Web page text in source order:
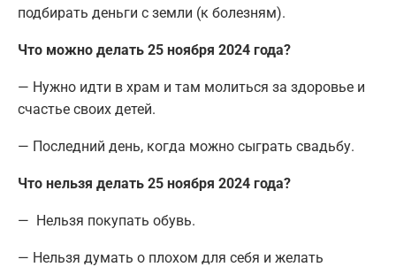
подбирать деньги с земли (к болезням).
Что можно делать 25 ноября 2024 года?
— Нужно идти в храм и там молиться за здоровье и
счастье своих детей.
— Последний день, когда можно сыграть свадьбу.
Что нельзя делать 25 ноября 2024 года?
— Нельзя покупать обувь.
— Нельзя думать о плохом для себя и желать